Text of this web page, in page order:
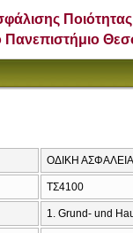
Ποιότητας
Πανεπιστήμιο
ΟΔΙΚΗ
ΤΣ4100
1. Grund- und